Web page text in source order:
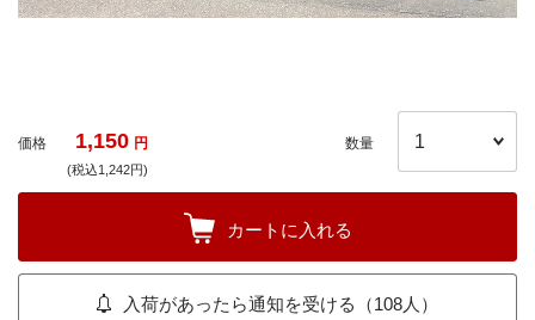
価格 1,150 円
(税込1,242円)
数量
カートに入れる
入荷があったら通知を受ける（108人）